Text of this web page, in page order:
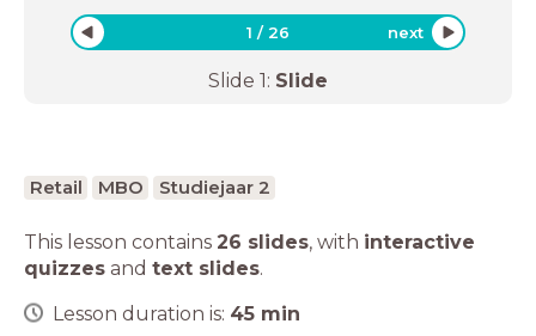
1 /26 next
Slide 1: Slide
Retail MBO Studiejaar 2
This lesson contains 26 slides, with interactive
quizzes and text slides.
Lesson duration is: 45 min